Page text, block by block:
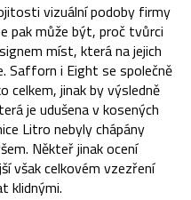
vizuální podoby firmy
pak může být, proč tvůrci
míst, která na jejich
Safforn i Eight se společně
celkem, jinak by výsledně
je udušena v kosených
Litro nebyly chápány
Někteř jinak ocení
však celkovém vzezření
klidnými.